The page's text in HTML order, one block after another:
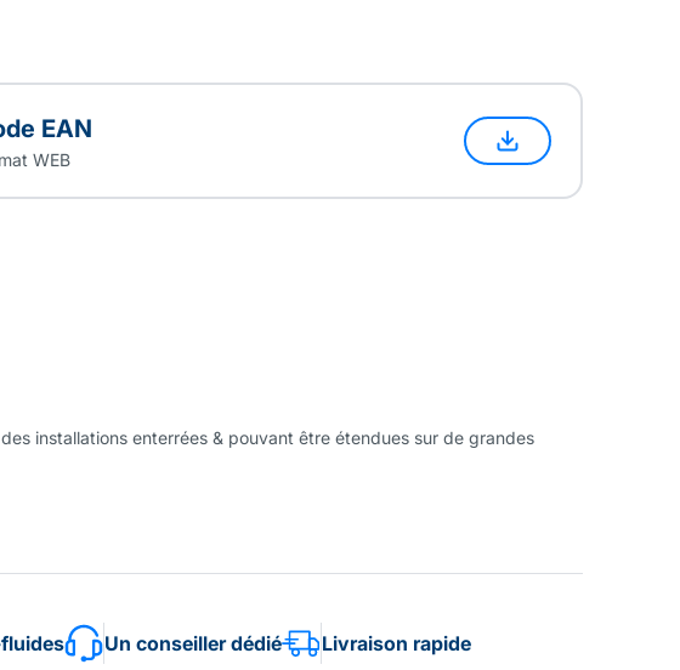
EAN
WEB
installations enterrées & pouvant être étendues sur de grandes
Un conseiller dédié Livraison rapide